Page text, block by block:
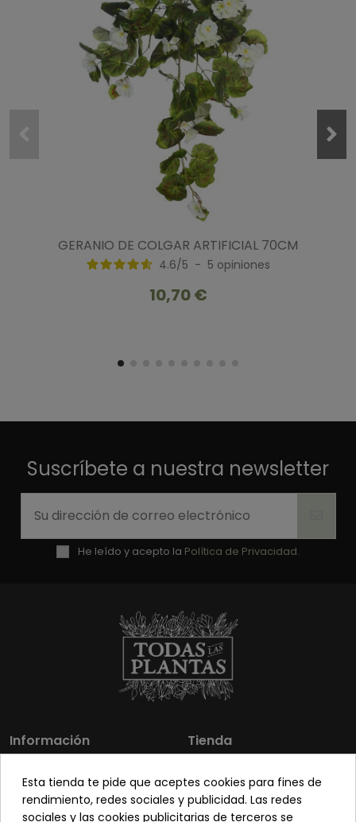
GERANIO DE COLGAR ARTIFICIAL 70CM
4.6/5 - 5 opiniones
10,70 €
Suscríbete a nuestra newsletter
He leído y acepto la Política de Privacidad.
Información
Los más vendidos
Sobre nosotros
Tienda
Mi cuenta
Contacto
Esta tienda te pide que aceptes cookies para fines de
rendimiento, redes sociales y publicidad. Las redes
sociales y las cookies publicitarias de terceros se